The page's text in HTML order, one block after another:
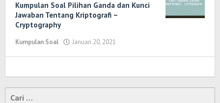
Kumpulan Soal Pilihan Ganda dan Kunci
Jawaban Tentang Kriptografi –
Cryptography
Kumpulan Soal Januari 20, 2021
Cari